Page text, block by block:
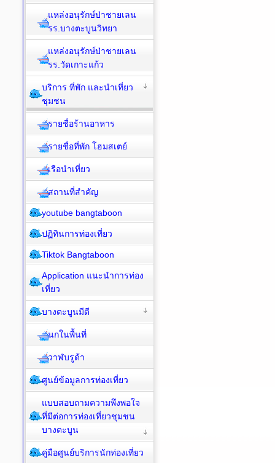
แหล่งอนุรักษ์ป่าชายเลน
รร.บางตะบูนวิทยา
แหล่งอนุรักษ์ป่าชายเลน
รร.วัดเกาะแก้ว
บริการ ที่พัก และนำเที่ยว
ชุมชน
รายชื่อร้านอาหาร
รายชื่อที่พัก โฮมสเตย์
เรือนำเที่ยว
สถานที่สำคัญ
youtube bangtaboon
ปฏิทินการท่องเที่ยว
Tiktok Bangtaboon
Application แนะนำการท่อง
เที่ยว
บางตะบูนมีดี
นกในพื้นที่
วาฬบรูด้า
ศูนย์ข้อมูลการท่องเที่ยว
แบบสอบถามความพึงพอใจ
ที่มีต่อการท่องเที่ยวชุมชน
บางตะบูน
คู่มือศูนย์บริการนักท่องเที่ยว